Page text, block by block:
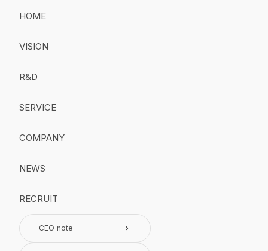
HOME
VISION
R&D
SERVICE
COMPANY
NEWS
RECRUIT
CEO note keyboard_arrow_right